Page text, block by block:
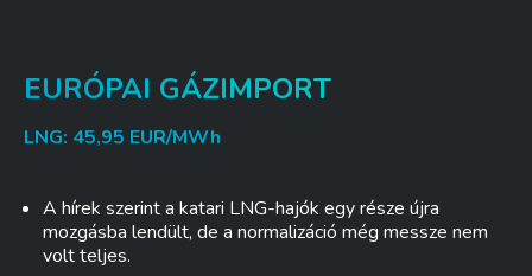
EURÓPAI GÁZIMPORT
LNG: 45,95 EUR/MWh
A hírek szerint a katari LNG-hajók egy része újra
mozgásba lendült, de a normalizáció még messze nem
volt teljes.